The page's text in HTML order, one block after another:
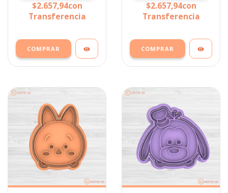
$2.657,94con
Transferencia
COMPRAR
$2.657,94con
Transferencia
COMPRAR